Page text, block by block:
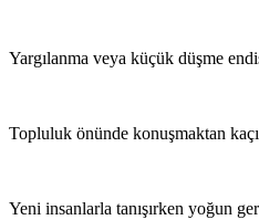
Yargılanma veya küçük düşme
Topluluk önünde konuşmaktan
Yeni insanlarla tanışırken yoğun